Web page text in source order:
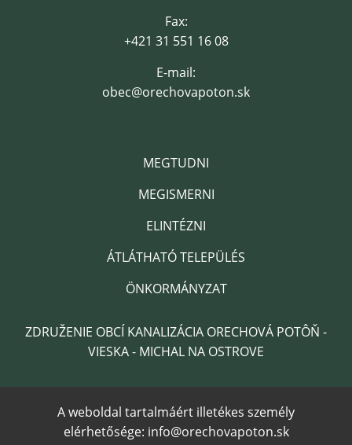
MEGTUDNI
MEGISMERNI
ELINTÉZNI
ÁTLÁTHATÓ TELEPÜLÉS
ÖNKORMÁNYZAT
Fax:
+421 31 551 16 08
E-mail:
obec@orechovapoton.sk
ZDRUŽENIE OBCÍ KANALIZÁCIA ORECHOVÁ POTÔŇ -
VIESKA - MICHAL NA OSTROVE
A weboldal tartalmáért illetékes személy
elérhetősége: info@orechovapoton.sk